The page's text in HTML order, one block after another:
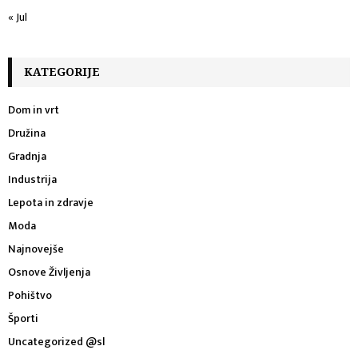
« Jul
KATEGORIJE
Dom in vrt
Družina
Gradnja
Industrija
Lepota in zdravje
Moda
Najnovejše
Osnove Življenja
Pohištvo
Športi
Uncategorized @sl